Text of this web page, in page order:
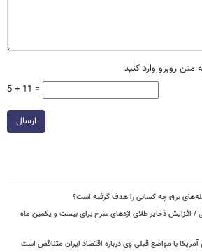
متن روبرو وارد کنید
5 + 11 =
ارسال
برق چه کسانی را هدف گرفته است؟
/ افزایش ذخایر طلای اژدهای سرخ برای بیست و یکمین ماه
آمریکا با مواضع قبلی وی درباره اقتصاد ایران متناقض است